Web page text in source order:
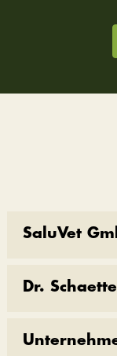
SaluVet
Dr. Schaette